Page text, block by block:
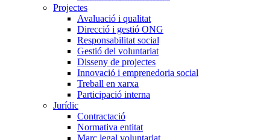
Projectes
Avaluació i qualitat
Direcció i gestió ONG
Responsabilitat social
Gestió del voluntariat
Disseny de projectes
Innovació i emprenedoria social
Treball en xarxa
Participació interna
Jurídic
Contractació
Normativa entitat